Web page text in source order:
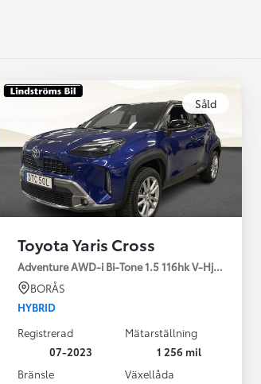
Vi har Sveriges mest nöjda
Såld
Toyota Yaris Cross
Adventure AWD-i Bi-Tone 1.5 116hk V-Hjul Drag
BORÅS
HYBRID
Registrerad
07-2023
Mätarställning
1 256 mil
Bränsle
Växellåda